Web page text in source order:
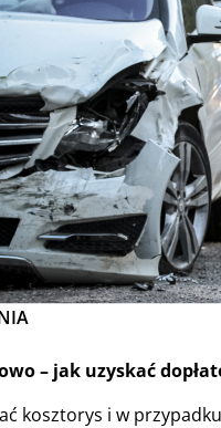
– jak uzyskać
kosztorys i w